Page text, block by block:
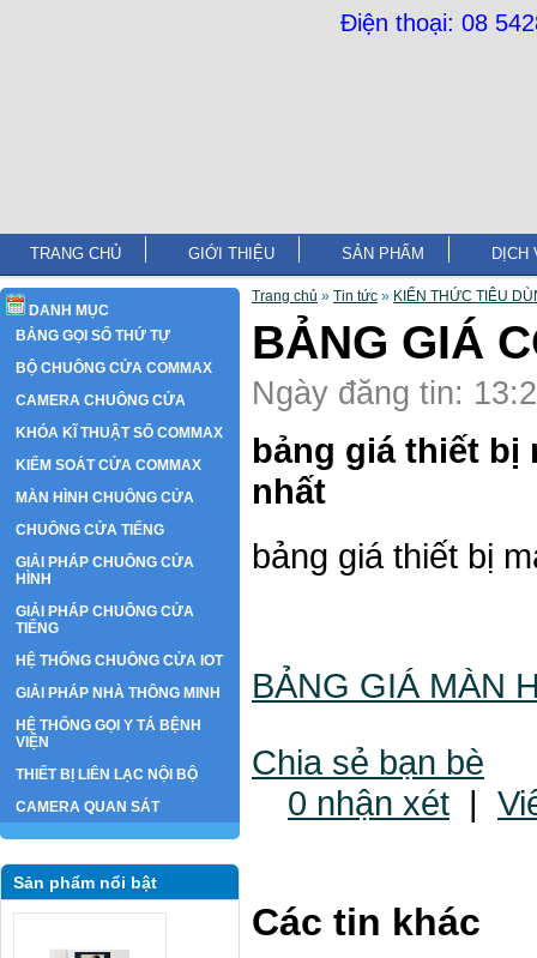
Điện thoại: 08
TRANG CHỦ GIỚI THIỆU SẢN PHẨM DỊCH
DANH MỤC
BẢNG GỌI SỐ THỨ TỰ
BỘ CHUÔNG CỬA COMMAX
CAMERA CHUÔNG CỬA
KHÓA KĨ THUẬT SỐ COMMAX
KIỂM SOÁT CỬA COMMAX
MÀN HÌNH CHUÔNG CỬA
CHUÔNG CỬA TIẾNG
GIẢI PHÁP CHUÔNG CỬA
HÌNH
GIẢI PHÁP CHUÔNG CỬA
TIẾNG
HỆ THỐNG CHUÔNG CỬA IOT
GIẢI PHÁP NHÀ THÔNG MINH
HỆ THỐNG GỌI Y TÁ BỆNH
VIỆN
THIẾT BỊ LIÊN LẠC NỘI BỘ
CAMERA QUAN SÁT
Sản phẩm nổi bật
Trang chủ » Tin tức » KIẾN THỨC TIÊU
BẢNG GIÁ
Ngày đăng tin:
bảng giá thiết bị
nhất
bảng giá thiết bị
BẢNG GIÁ MÀN
Chia sẻ bạn bè
0 nhận xét |
Các tin khác